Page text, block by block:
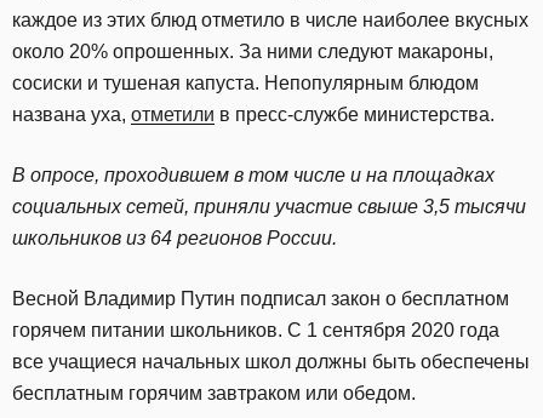
каждое из этих блюд отметило в числе наиболее вкусных
около 20% опрошенных. За ними следуют макароны,
сосиски и тушеная капуста. Непопулярным блюдом
названа уха, отметили в пресс-службе министерства.
В опросе, проходившем в том числе и на площадках
социальных сетей, приняли участие свыше 3,5 тысячи
школьников из 64 регионов России.
Весной Владимир Путин подписал закон о бесплатном
горячем питании школьников. С 1 сентября 2020 года
все учащиеся начальных школ должны быть обеспечены
бесплатным горячим завтраком или обедом.